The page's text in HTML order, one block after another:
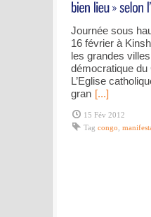
Journée sous
16 février à
les grandes
démocratique du
L’Eglise
gran [...]
15 Fév 2012
Tag congo